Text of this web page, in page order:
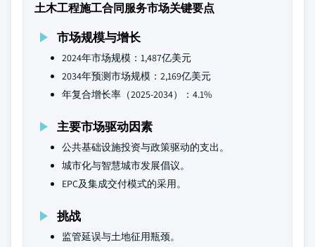
土木工程施工合同服务市场关键要点
市场规模与增长
2024年市场规模：1,487亿美元
2034年预测市场规模：2,169亿美元
年复合增长率（2025-2034）：4.1%
主要市场驱动因素
公共基础设施投资与政策驱动的支出。
城市化与智慧城市发展倡议。
EPC及集成交付模式的采用。
挑战
监管延误与土地征用瓶颈。